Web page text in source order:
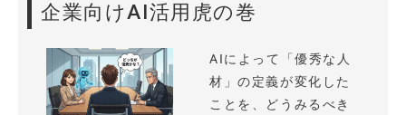
企業向けAI活用虎の巻
AIによって「優秀な人
材」の定義が変化した
ことを、どうみるべき